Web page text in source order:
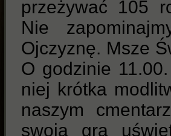
przeżywać 105
Nie
Ojczyznę. Msze
O godzinie
niej krótka
naszym
swoją grą